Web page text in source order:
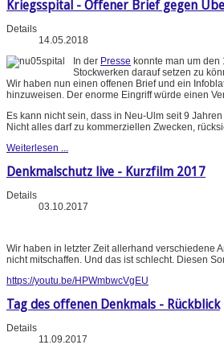
Kriegsspital - Offener Brief gegen
Details
14.05.2018
In der Presse konnte man um
Stockwerken darauf setzen zu
Wir haben nun einen offenen Brief und ein
hinzuweisen. Der enorme Eingriff würde einen
Es kann nicht sein, dass in Neu-Ulm seit 9
Nicht alles darf zu kommerziellen Zwecken,
Weiterlesen ...
Denkmalschutz live - Kurzfilm 2017
Details
03.10.2017
Wir haben in letzter Zeit allerhand verschiedene
nicht mitschaffen. Und das ist schlecht. Diesen
https://youtu.be/HPWmbwcVgEU
Tag des offenen Denkmals - Rückblick
Details
11.09.2017